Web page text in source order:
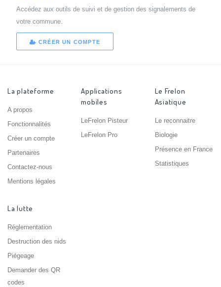
Accédez aux outils de suivi et de gestion des signalements de
votre commune.
CRÉER UN COMPTE
La plateforme
A propos
Fonctionnalités
Créer un compte
Partenaires
Contactez-nous
Mentions légales
Applications
mobiles
LeFrelon Pisteur
LeFrelon Pro
Le Frelon
Asiatique
Le reconnaitre
Biologie
Présence en France
Statistiques
La lutte
Réglementation
Destruction des nids
Piégeage
Demander des QR
codes